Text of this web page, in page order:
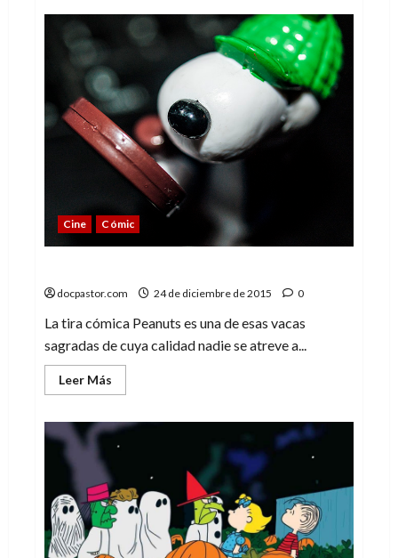
amor
Schulz
por
Peanuts
(y,
claro,
Snoopy)
Cine Cómic
docpastor.com 24 de diciembre de 2015 0
La tira cómica Peanuts es una de esas vacas
sagradas de cuya calidad nadie se atreve a...
Leer Más
más
Por
gusta
«Peanuts»